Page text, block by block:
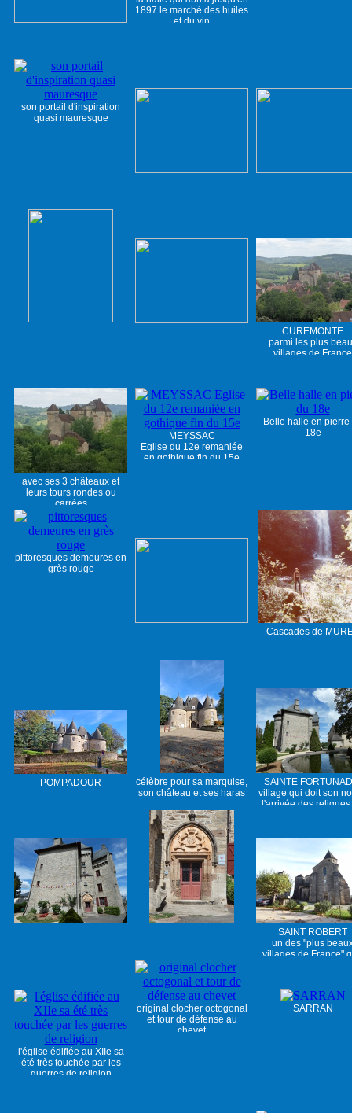
1897 le marché des huiles
et du vin
son portail d'inspiration
quasi mauresque
CUREMONTE
parmi les plus
villages de France
avec ses 3 châteaux et
leurs tours rondes ou
carrées
MEYSSAC
Eglise du 12e remaniée
en gothique fin du 15e
Belle halle en pierre
18e
pittoresques demeures en
grès rouge
Cascades de
POMPADOUR
célèbre pour sa marquise,
son château et ses haras
SAINTE
village qui doit son
l'arrivée des
SAINT ROBERT
un des "plus
villages de France"
l'église édifiée au XIIe sa
été très touchée par les
guerres de religion
original clocher octogonal
et tour de défense au
chevet
SARRAN